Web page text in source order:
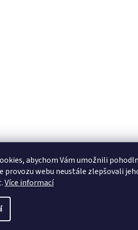
abychom Vám umožnili
provozu webu neustále zlepšovali
Více informací